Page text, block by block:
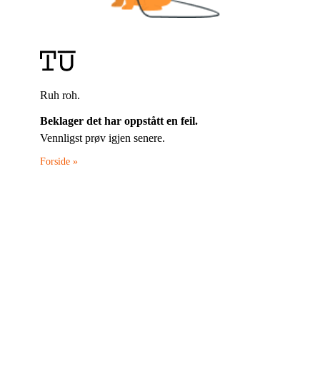
Ruh roh.
Beklager det har oppstått en feil.
Vennligst prøv igjen senere.
Forside »